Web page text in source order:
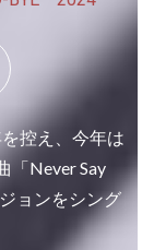
え、今年は
「Never Say
ョンをシング